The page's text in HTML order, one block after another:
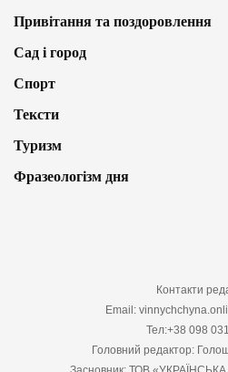
Привітання та поздоровлення
Сад і город
Спорт
Тексти
Туризм
Фразеологізм дня
Контакти
Email:
Тел:+38 098
Головний редактор: